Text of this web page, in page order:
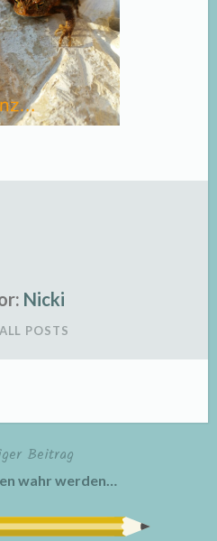
Nicki
POSTS
Beitrag
wahr werden…